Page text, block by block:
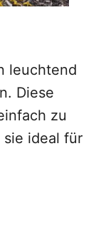
leuchtend
Diese
zu
ideal für